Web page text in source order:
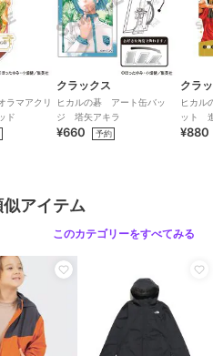
ラマアクリ
ド
クラックス
ヒカルの碁 アート缶バッ
ジ 塔矢アキラ
¥660 予約
クラ
ヒカル
ット
ラ
¥880
アイテム
このカテゴリーをすべてみる